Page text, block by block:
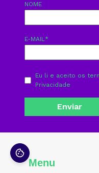
NOME
E-MAIL *
Eu li e aceito os
Privacidade
Menu